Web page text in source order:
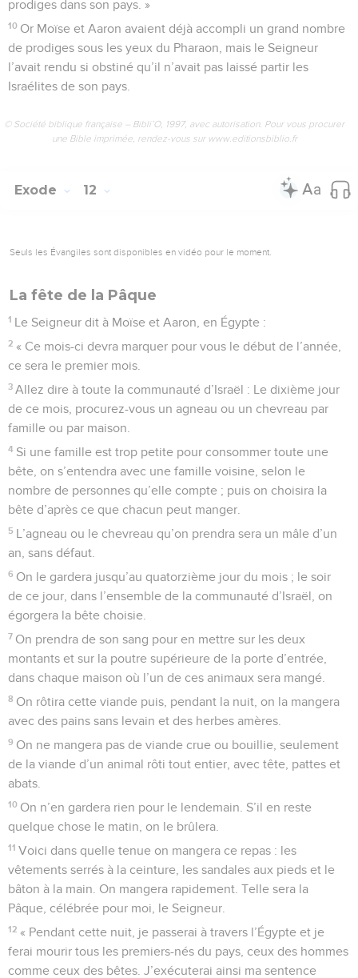
prodiges dans son pays. »
10 Or Moïse et Aaron avaient déjà accompli un grand nombre
de prodiges sous les yeux du Pharaon, mais le Seigneur
l’avait rendu si obstiné qu’il n’avait pas laissé partir les
Israélites de son pays.
© Société biblique française – Bibli’O, 1997, avec autorisation. Pour vous procurer
une Bible imprimée, rendez-vous sur www.editionsbiblio.fr
Exode 12
Seuls les Évangiles sont disponibles en vidéo pour le moment.
La fête de la Pâque
1 Le Seigneur dit à Moïse et Aaron, en Égypte :
2 « Ce mois-ci devra marquer pour vous le début de l’année,
ce sera le premier mois.
3 Allez dire à toute la communauté d’Israël : Le dixième jour
de ce mois, procurez-vous un agneau ou un chevreau par
famille ou par maison.
4 Si une famille est trop petite pour consommer toute une
bête, on s’entendra avec une famille voisine, selon le
nombre de personnes qu’elle compte ; puis on choisira la
bête d’après ce que chacun peut manger.
5 L’agneau ou le chevreau qu’on prendra sera un mâle d’un
an, sans défaut.
6 On le gardera jusqu’au quatorzième jour du mois ; le soir
de ce jour, dans l’ensemble de la communauté d’Israël, on
égorgera la bête choisie.
7 On prendra de son sang pour en mettre sur les deux
montants et sur la poutre supérieure de la porte d’entrée,
dans chaque maison où l’un de ces animaux sera mangé.
8 On rôtira cette viande puis, pendant la nuit, on la mangera
avec des pains sans levain et des herbes amères.
9 On ne mangera pas de viande crue ou bouillie, seulement
de la viande d’un animal rôti tout entier, avec tête, pattes et
abats.
10 On n’en gardera rien pour le lendemain. S’il en reste
quelque chose le matin, on le brûlera.
11 Voici dans quelle tenue on mangera ce repas : les
vêtements serrés à la ceinture, les sandales aux pieds et le
bâton à la main. On mangera rapidement. Telle sera la
Pâque, célébrée pour moi, le Seigneur.
12 « Pendant cette nuit, je passerai à travers l’Égypte et je
ferai mourir tous les premiers-nés du pays, ceux des hommes
comme ceux des bêtes. J’exécuterai ainsi ma sentence